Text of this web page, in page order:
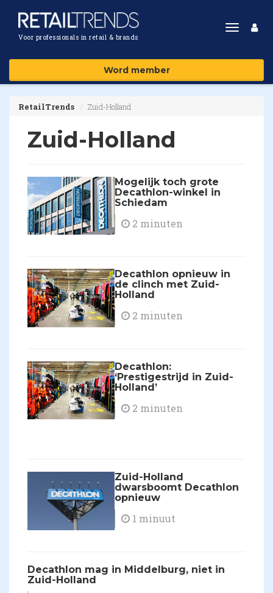
Voor professionals in retail & brands
Toggle
Word member
RetailTrends Zuid-Holland
Zuid-Holland
Mogelijk toch grote
Decathlon-winkel in
Schiedam
2 minuten
Decathlon opnieuw in
de clinch met Zuid-
Holland
2 minuten
​Decathlon:
‘Prestigestrijd in Zuid-
Holland’
2 minuten
​Zuid-Holland
dwarsboomt Decathlon
opnieuw
1 minuut
​Decathlon mag in Middelburg, niet in
Zuid-Holland